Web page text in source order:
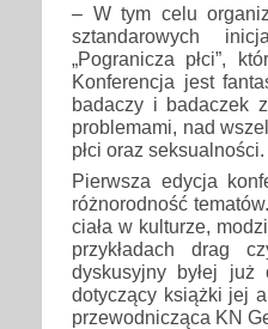
– W tym celu
sztandarowych
„Pogranicza płci”,
Konferencja jest
badaczy i badaczek
problemami, nad
płci oraz seksualności.
Pierwsza edycja
różnorodność
ciała w kulturze,
przykładach drag
dyskusyjny byłej już
dotyczący książki jej
przewodnicząca KN